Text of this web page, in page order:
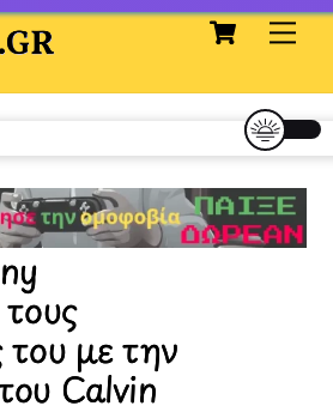
Cart
με την
Calvin